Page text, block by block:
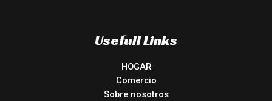
Usefull Links
HOGAR
Comercio
Sobre nosotros